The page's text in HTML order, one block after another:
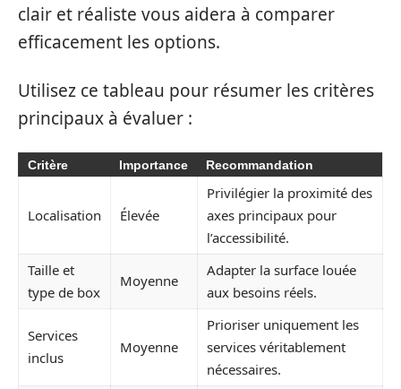
clair et réaliste vous aidera à comparer
efficacement les options.
Utilisez ce tableau pour résumer les critères
principaux à évaluer :
Critère Importance Recommandation
Localisation Élevée
Privilégier la proximité des
axes principaux pour
l’accessibilité.
Taille et
type de box
Moyenne
Adapter la surface louée
aux besoins réels.
Services
inclus
Moyenne
Prioriser uniquement les
services véritablement
nécessaires.